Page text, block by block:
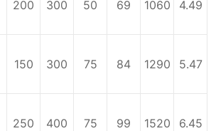
200 300 50 69 1060 4.49
150 300 75 84 1290 5.47
250 400 75 99 1520 6.45